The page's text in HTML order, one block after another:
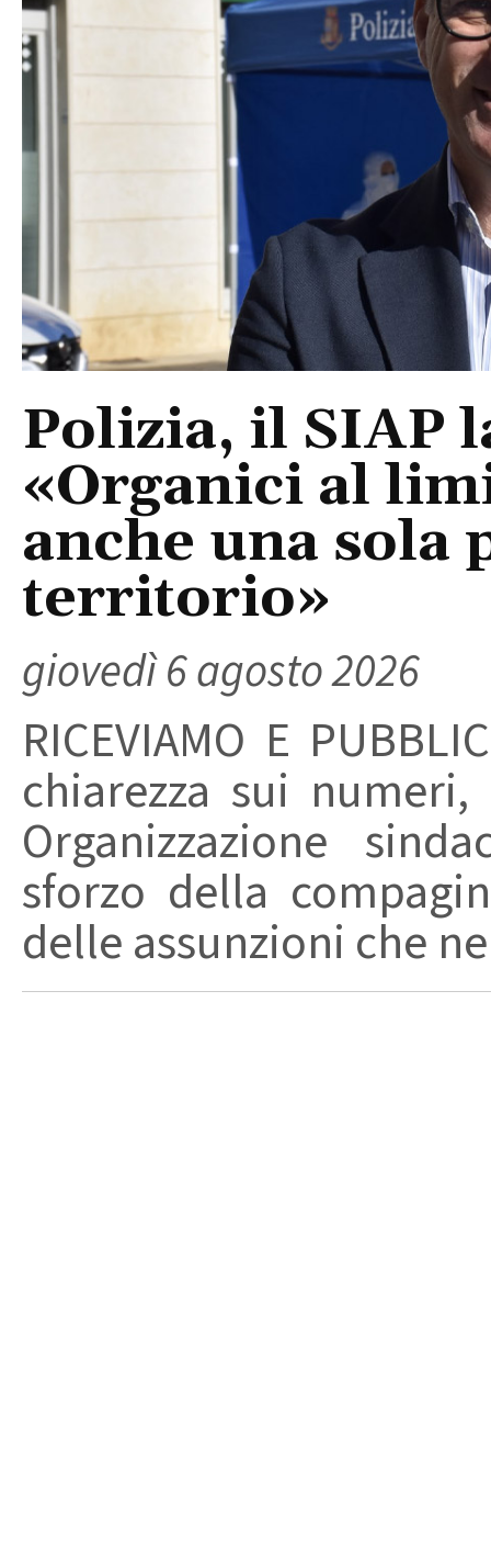
Polizia, il SIAP
«Organici al
anche una sola
territorio»
giovedì 6 agosto 2026
RICEVIAMO E
chiarezza sui
Organizzazione
sforzo della
delle assunzioni che